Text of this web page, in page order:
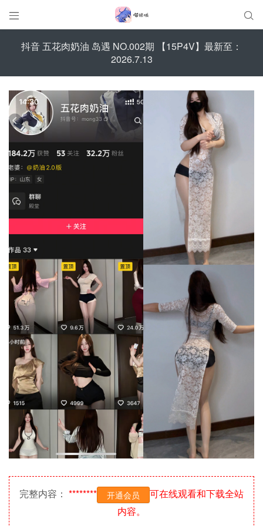
 
抖音 五花肉奶油 岛遇 NO.002期 【15P4V】最新至：
2026.7.13
完整内容： ******** 开通会员
可在线观看和下载全站
内容。